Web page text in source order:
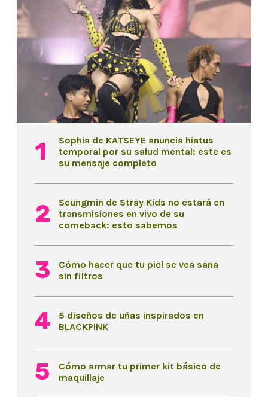
Sophia de KATSEYE anuncia hiatus
temporal por su salud mental: este es
su mensaje completo
Seungmin de Stray Kids no estará en
transmisiones en vivo de su
comeback: esto sabemos
Cómo hacer que tu piel se vea sana
sin filtros
5 diseños de uñas inspirados en
BLACKPINK
Cómo armar tu primer kit básico de
maquillaje